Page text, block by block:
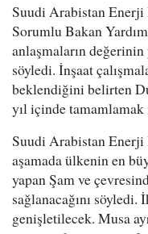
Suudi Arabistan Enerji
Sorumlu Bakan
anlaşmaların
söyledi. İnşaat
beklendiğini belirten
yıl içinde tamamlamak
Suudi Arabistan Enerji
aşamada ülkenin en
yapan Şam ve
sağlanacağını
genişletilecek. Musa